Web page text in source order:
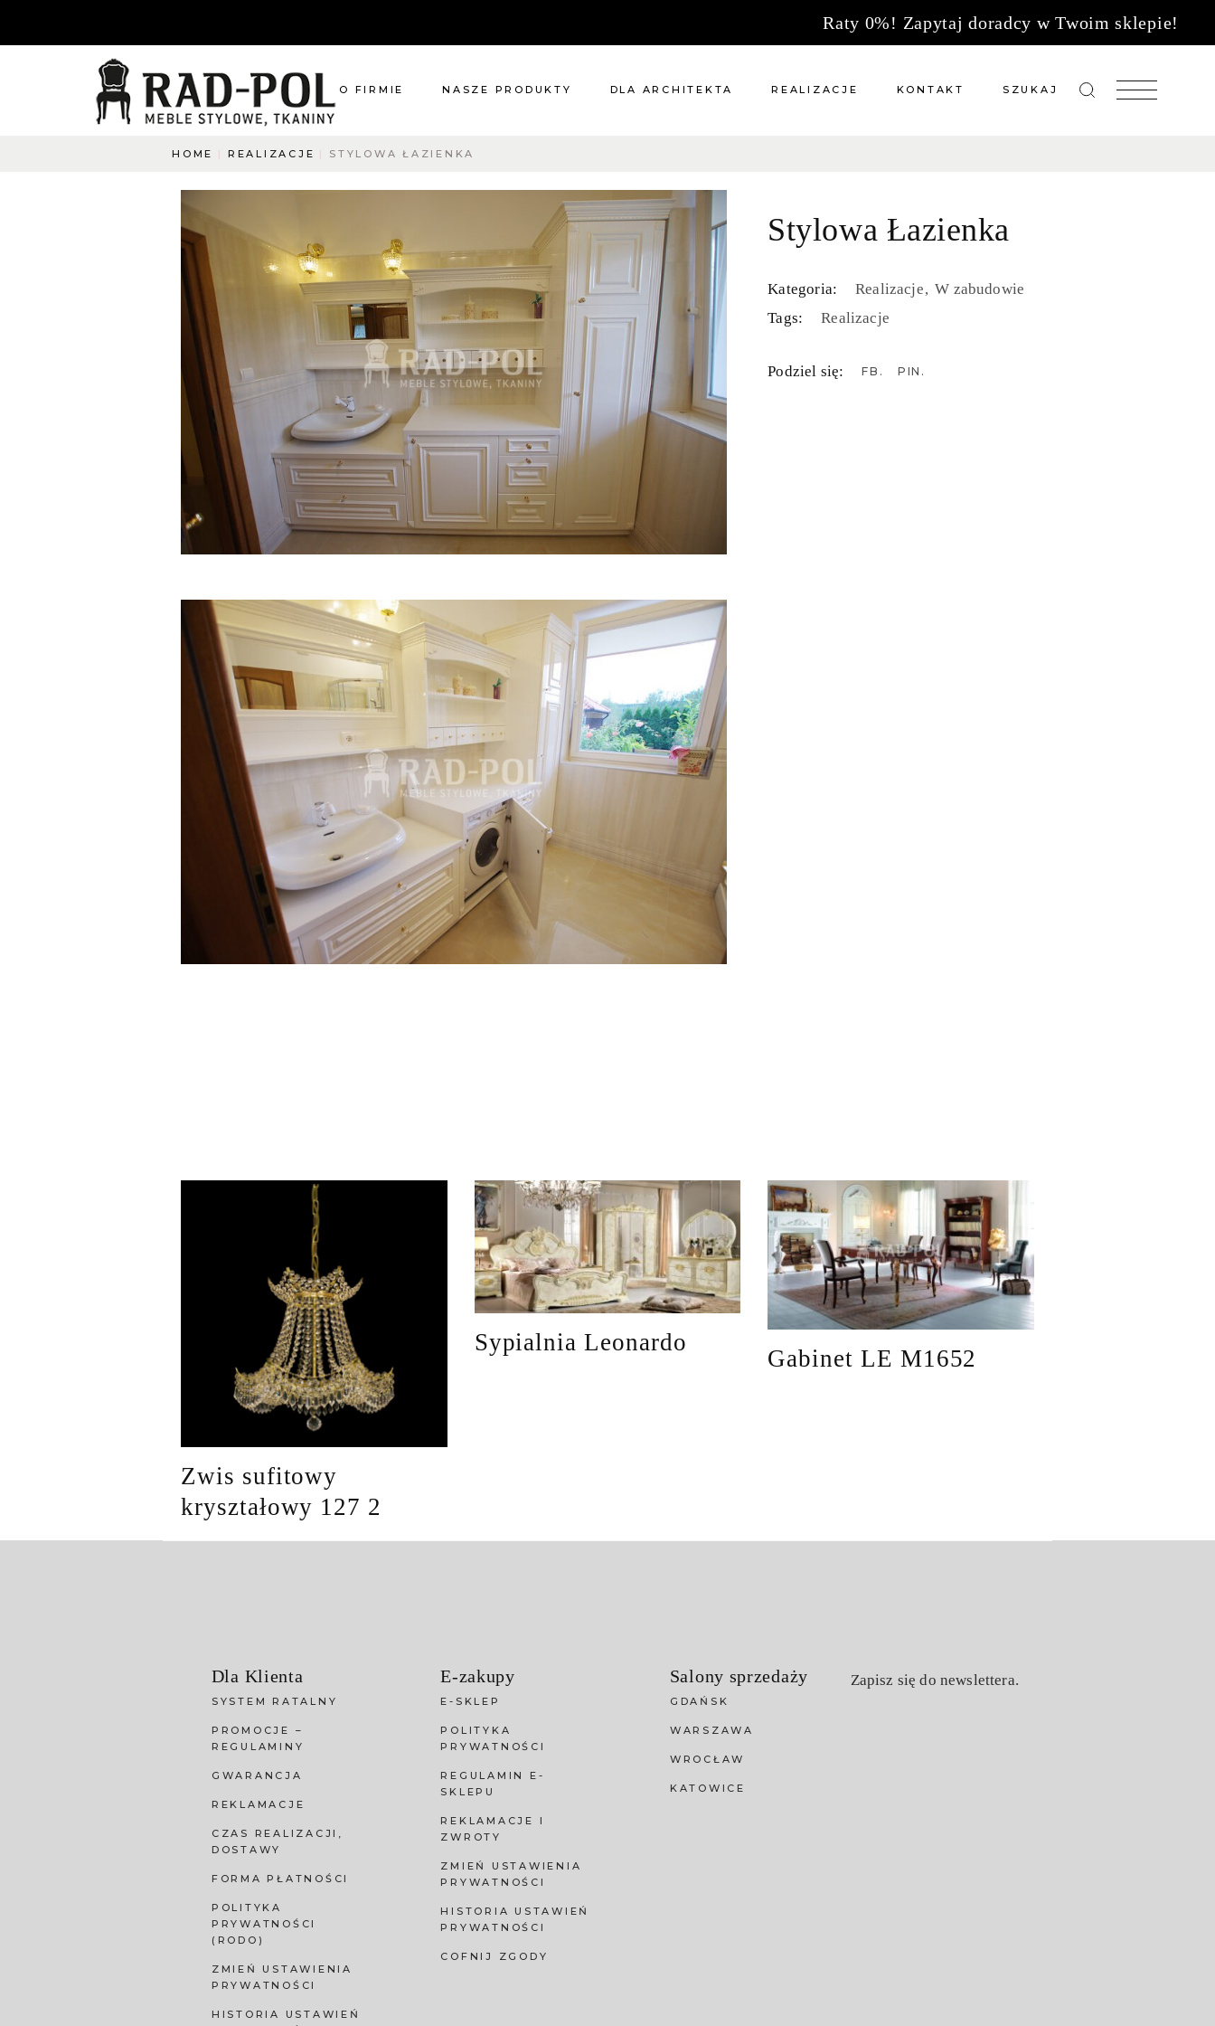
Raty 0%! Zapytaj doradcy w Twoim sklepie!
O FIRMIE
O co pytacie?
Napisz do nas
NASZE PRODUKTY
Renowacje
Kuchnie
Dodatki
Tkaniny
Katalog
DLA ARCHITEKTA REALIZACJE KONTAKT
Kuchnie
SZUKAJ
HOME REALIZACJE STYLOWA ŁAZIENKA
Stylowa Łazienka
Kategoria: Realizacje W zabudowie
Tags:
Realizacje
Podziel się: FB PIN
Zwis sufitowy
kryształowy 127 2
Sypialnia Leonardo
Gabinet LE M1652
Dla Klienta
SYSTEM RATALNY
PROMOCJE –
REGULAMINY
GWARANCJA
REKLAMACJE
CZAS REALIZACJI,
DOSTAWY
FORMA PŁATNOŚCI
POLITYKA
PRYWATNOŚCI
(RODO)
ZMIEŃ USTAWIENIA
PRYWATNOŚCI
HISTORIA USTAWIEŃ
E-zakupy
E-SKLEP
POLITYKA
PRYWATNOŚCI
REGULAMIN E-
SKLEPU
REKLAMACJE I
ZWROTY
ZMIEŃ USTAWIENIA
PRYWATNOŚCI
HISTORIA USTAWIEŃ
PRYWATNOŚCI
COFNIJ ZGODY
Salony sprzedaży
GDAŃSK
WARSZAWA
WROCŁAW
KATOWICE
Zapisz się do newslettera.